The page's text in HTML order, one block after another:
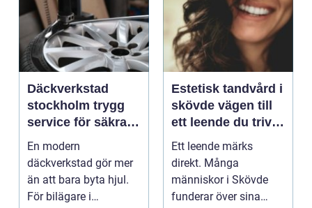
Däckverkstad
stockholm trygg
service för säkra
mil året runt
En modern
däckverkstad gör mer
än att bara byta hjul.
För bilägare i
Estetisk tandvård i
skövde vägen till
ett leende du trivs
med
Ett leende märks
direkt. Många
människor i Skövde
funderar över sina